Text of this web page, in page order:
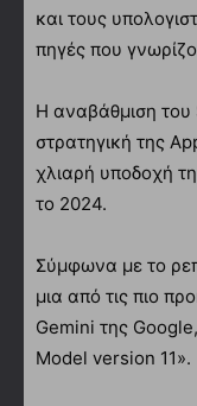
και τους
πηγές που
Η αναβάθμιση του
στρατηγική της
χλιαρή υποδοχή
το 2024.
Σύμφωνα με το
μια από τις πιο
Gemini της
Model version 11».